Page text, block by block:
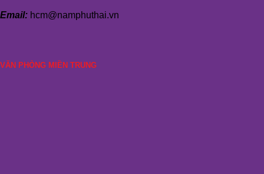
Email: hcm@namphuthai.vn
VĂN PHÒNG MIỀN TRUNG